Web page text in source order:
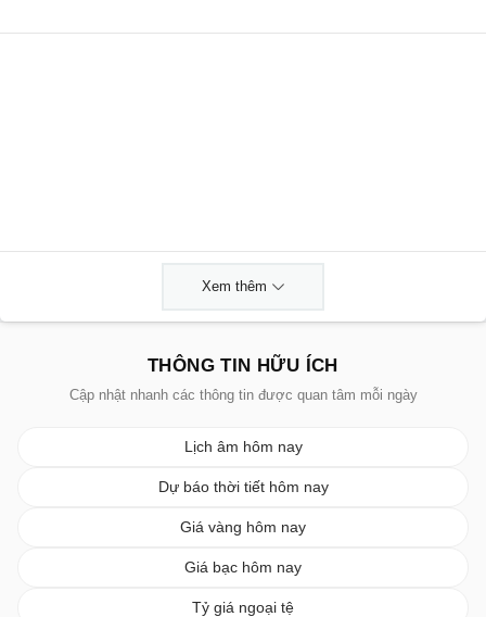
Xem thêm
THÔNG TIN HỮU ÍCH
Cập nhật nhanh các thông tin được quan tâm mỗi ngày
Lịch âm hôm nay
Dự báo thời tiết hôm nay
Giá vàng hôm nay
Giá bạc hôm nay
Tỷ giá ngoại tệ